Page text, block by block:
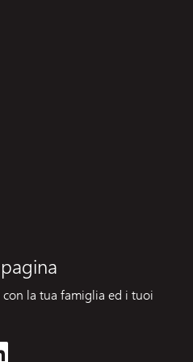
la tua famiglia ed i tuoi